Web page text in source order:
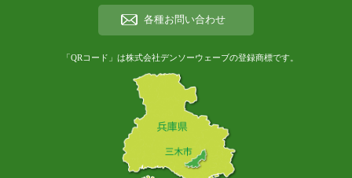
各種お問い合わせ
「QRコード」は株式会社デンソーウェーブの登録商標です。